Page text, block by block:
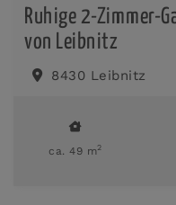
Ruhige 2-Zimmer-
von Leibnitz
8430 Leibnitz
ca. 49 m2